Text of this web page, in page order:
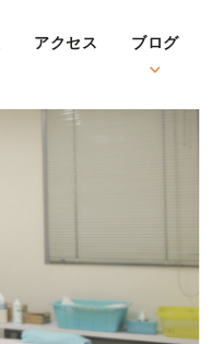
アクセス ブログ